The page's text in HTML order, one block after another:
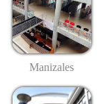
Manizales